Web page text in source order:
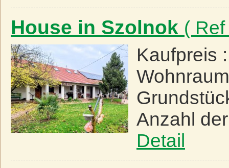
House in Szolnok (
Kaufpreis
Anzahl
Detail